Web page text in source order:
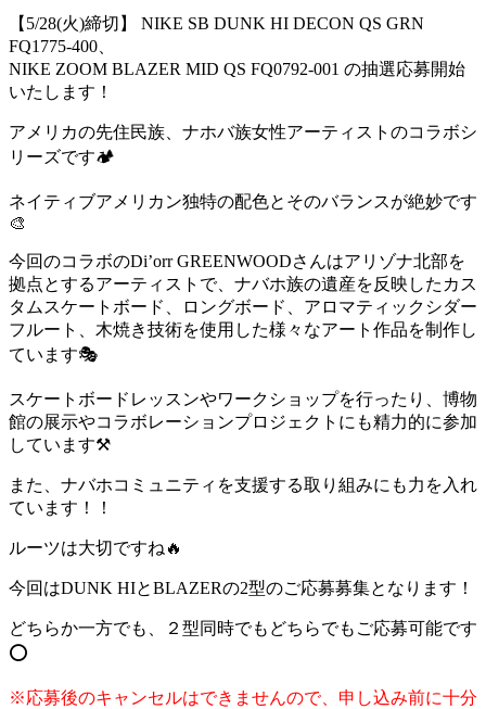
【5/28(火)締切】 NIKE SB DUNK HI DECON QS GRN
FQ1775-400、
NIKE ZOOM BLAZER MID QS FQ0792-001 の抽選応募開始
いたします！
アメリカの先住民族、ナホバ族女性アーティストのコラボシ
リーズです🏕️
ネイティブアメリカン独特の配色とそのバランスが絶妙です
🎨
今回のコラボのDi’orr GREENWOODさんはアリゾナ北部を
拠点とするアーティストで、ナバホ族の遺産を反映したカス
タムスケートボード、ロングボード、アロマティックシダー
フルート、木焼き技術を使用した様々なアート作品を制作し
ています🎭
スケートボードレッスンやワークショップを行ったり、博物
館の展示やコラボレーションプロジェクトにも精力的に参加
しています⚒️
また、ナバホコミュニティを支援する取り組みにも力を入れ
ています！！
ルーツは大切ですね🔥
今回はDUNK HIとBLAZERの2型のご応募募集となります！
どちらか一方でも、２型同時でもどちらでもご応募可能です
⭕️
※応募後のキャンセルはできませんので、申し込み前に十分